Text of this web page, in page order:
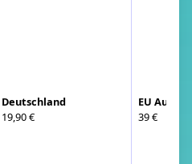
Deutschland
19,90 €
EU
39 €